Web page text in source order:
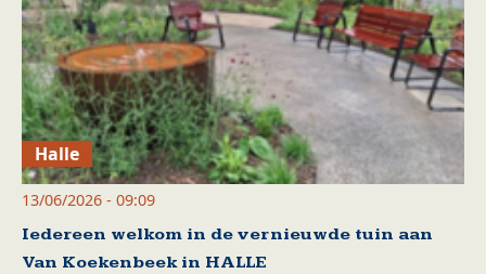
Halle
13/06/2026 - 09:09
Iedereen welkom in de vernieuwde tuin aan
Van Koekenbeek in HALLE